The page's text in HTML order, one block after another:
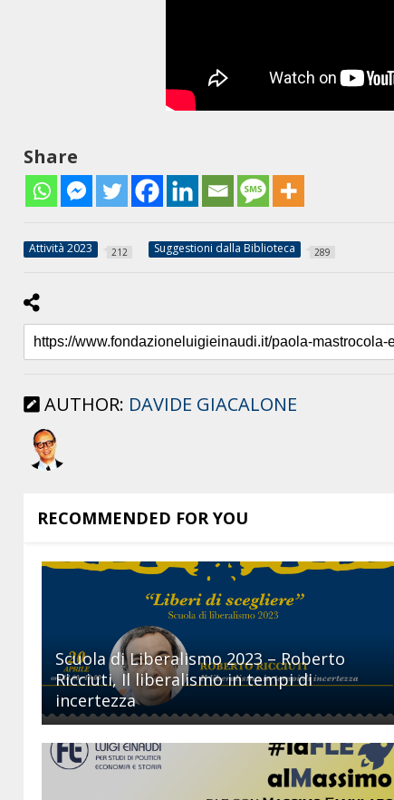
Share
Attività 2023 212 Suggestioni dalla Biblioteca 289
AUTHOR: DAVIDE GIACALONE
RECOMMENDED FOR YOU
Scuola di Liberalismo 2023 – Roberto
Ricciuti, Il liberalismo in tempi di
incertezza